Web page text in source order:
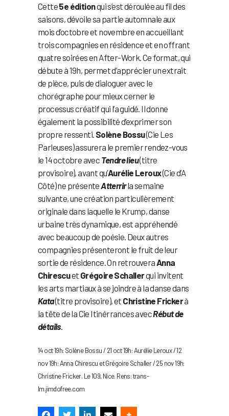
Cette5e éditionqui s’est déroulée au fil des
saisons, dévoile sa partie automnale aux
mois d’octobre et novembre en accueillant
trois compagnies en résidence et en offrant
quatre soirées en After-Work. Ce format, qui
débute à 19h, permet d’apprécier un extrait
de pièce, puis de dialoguer avec le
chorégraphe pour mieux cerner le
processus créatif qui l’a guidé. Il donne
également la possibilité d’exprimer son
propre ressenti. Solène Bossu(Cie Les
Parleuses) assurera le premier rendez-vous
le 14 octobre avec Tendre lieu(titre
provisoire), avant qu’Aurélie Leroux(Cie d’A
Côté) ne présenteAtterrirla semaine
suivante, une création particulièrement
originale dans laquelle le Krump, danse
urbaine très dynamique, est appréhendé
avec beaucoup de poésie. Deux autres
compagnies présenteront le fruit de leur
sortie de résidence. On retrouveraAnna
Chirescuet Grégoire Schallerqui invitent
les arts martiaux à se joindre à la danse dans
Kata(titre provisoire), et Christine Frickerà
la tête de la Cie Itinérrances avecRébut de
détails.
14 oct 19h: Solène Bossu / 21 oct 19h: Aurélie Leroux / 12
nov 19h: Anna Chirescu et Grégoire Schaller / 25 nov 19h:
Christine Fricker. Le 109, Nice. Rens: trans-
lm.jimdofree.com